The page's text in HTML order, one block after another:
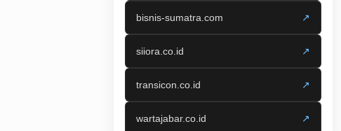
bisnis-sumatra.com ↗
siiora.co.id ↗
transicon.co.id ↗
wartajabar.co.id ↗